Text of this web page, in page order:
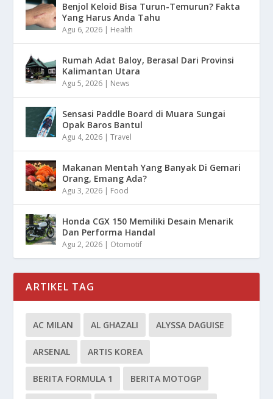
Benjol Keloid Bisa Turun-Temurun? Fakta
Yang Harus Anda Tahu
Agu 6, 2026 | Health
Rumah Adat Baloy, Berasal Dari Provinsi
Kalimantan Utara
Agu 5, 2026 | News
Sensasi Paddle Board di Muara Sungai
Opak Baros Bantul
Agu 4, 2026 |Travel
Makanan Mentah Yang Banyak Di Gemari
Orang, Emang Ada?
Agu 3, 2026 | Food
Honda CGX 150 Memiliki Desain Menarik
Dan Performa Handal
Agu 2, 2026 | Otomotif
ARTIKEL TAG
AC MILAN AL GHAZALI ALYSSA DAGUISE
ARSENAL ARTIS KOREA
BERITA FORMULA 1 BERITA MOTOGP